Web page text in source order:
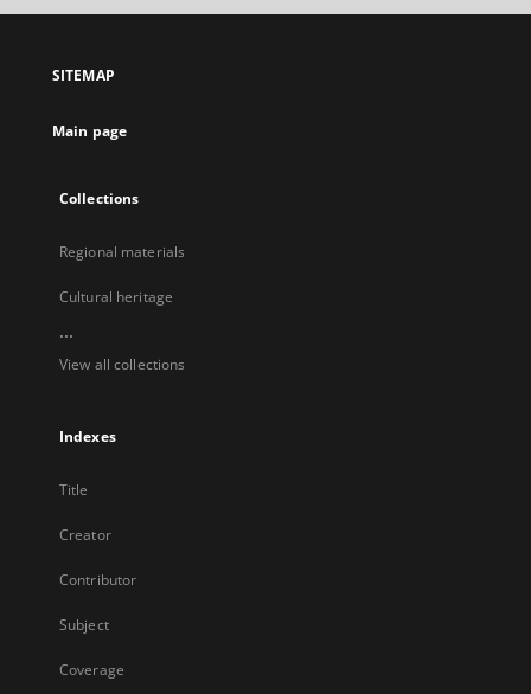
open
new
open
new
open
new
open
SITEMAP
Main page
Collections
Regional materials
Cultural heritage
...
View all collections
Indexes
Title
Creator
Contributor
Subject
Coverage